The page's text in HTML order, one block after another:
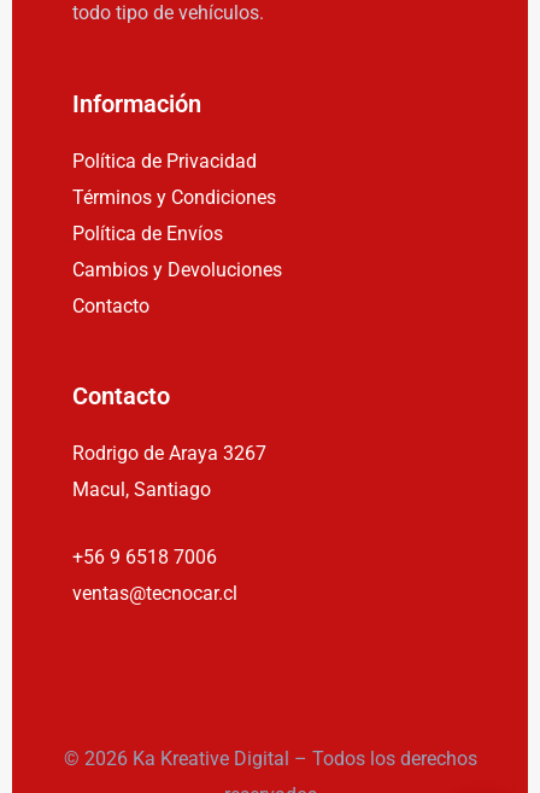
todo tipo de vehículos.
Información
Política de Privacidad
Términos y Condiciones
Política de Envíos
Cambios y Devoluciones
Contacto
Contacto
Rodrigo de Araya 3267
Macul, Santiago
+56 9 6518 7006
ventas@tecnocar.cl
© 2026 Ka Kreative Digital – Todos los derechos